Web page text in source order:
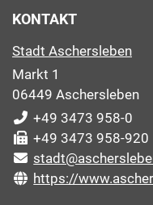
KONTAKT
Stadt Aschersleben
Markt 1
06449 Aschersleben
+49 3473 958-0
+49 3473 958-920
https://